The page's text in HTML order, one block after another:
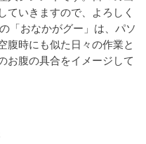
ていきますので、よろしく
「おなかがグー」は、パソ
腹時にも似た日々の作業と
お腹の具合をイメージして